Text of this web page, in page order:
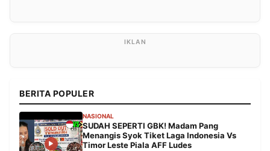
BERITA POPULER
NASIONAL
SUDAH SEPERTI GBK! Madam Pang
Menangis Syok Tiket Laga Indonesia Vs
Timor Leste Piala AFF Ludes